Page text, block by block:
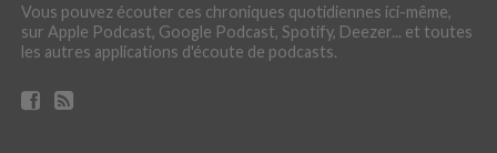
Vous pouvez écouter ces chroniques quotidiennes ici-même,
sur Apple Podcast, Google Podcast, Spotify, Deezer... et toutes
les autres applications d'écoute de podcasts.